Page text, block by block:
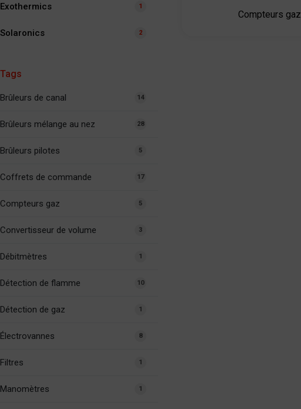
Exothermics 1
Solaronics 2
Tags
Brûleurs de canal 14
Brûleurs mélange au nez 28
Brûleurs pilotes 5
Coffrets de commande 17
Compteurs gaz 5
Convertisseur de volume 3
Débitmètres 1
Détection de flamme 10
Détection de gaz 1
Électrovannes 8
Filtres 1
Manomètres 1
Compteurs gaz